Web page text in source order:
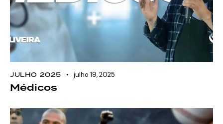
JULHO 2025 julho 19, 2025
Médicos